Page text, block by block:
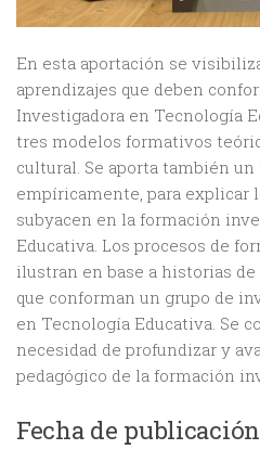
En esta aportación se
aprendizajes que deben
Investigadora en Tecnología
tres modelos formativos
cultural. Se aporta también
empíricamente, para explicar
subyacen en la formación
Educativa. Los procesos de
ilustran en base a historias
que conforman un grupo de
en Tecnología Educativa. Se
necesidad de profundizar y
pedagógico de la formación
Fecha de publicación